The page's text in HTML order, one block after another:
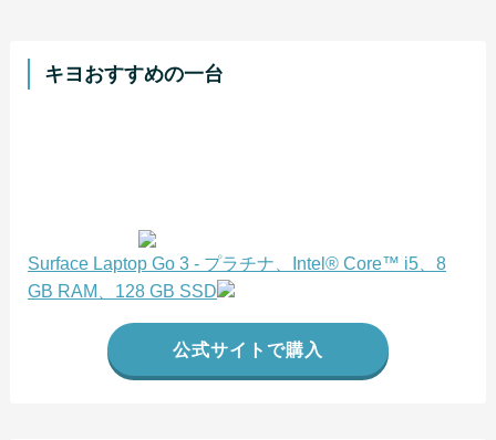
キヨおすすめの一台
Surface Laptop Go 3 - プラチナ、Intel® Core™ i5、8
GB RAM、128 GB SSD
公式サイトで購入